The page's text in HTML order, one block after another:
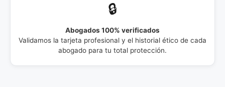
🔒
Abogados 100% verificados
Validamos la tarjeta profesional y el historial ético de cada
abogado para tu total protección.